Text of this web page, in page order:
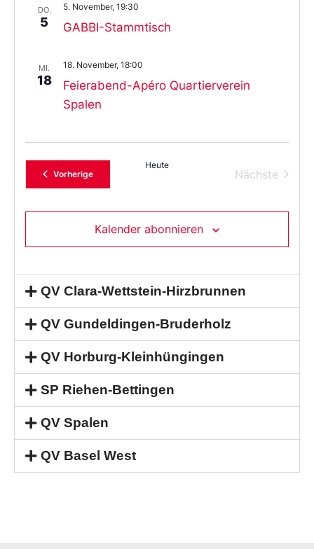
DO.
5 GABBI-Stammtisch
5. November, 19:30
MI.
18
Feierabend-Apéro Quartierverein
Spalen
18. November, 18:00
VorherigeVeranstaltungen
Heute
Nächste
Kalender abonnieren
QV Clara-Wettstein-Hirzbrunnen
QV Gundeldingen-Bruderholz
QV Horburg-Kleinhüngingen
SP Riehen-Bettingen
QV Spalen
QV Basel West